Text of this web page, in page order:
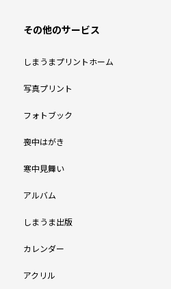
その他のサービス
しまうまプリントホーム
写真プリント
フォトブック
喪中はがき
寒中見舞い
アルバム
しまうま出版
カレンダー
アクリル